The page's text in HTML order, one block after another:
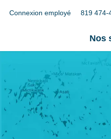
Nos
Connexion employé 819 474-